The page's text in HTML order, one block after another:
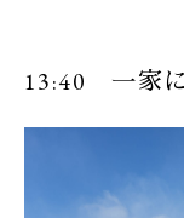
13:40 一家に